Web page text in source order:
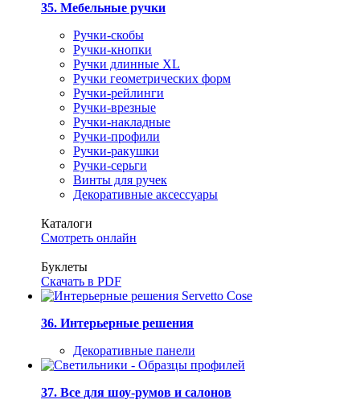
35. Мебельные ручки
Ручки-скобы
Ручки-кнопки
Ручки длинные XL
Ручки геометрических форм
Ручки-рейлинги
Ручки-врезные
Ручки-накладные
Ручки-профили
Ручки-ракушки
Ручки-серьги
Винты для ручек
Декоративные аксессуары
Каталоги
Смотреть онлайн
Буклеты
Скачать в PDF
36. Интерьерные решения
Декоративные панели
37. Все для шоу-румов и салонов